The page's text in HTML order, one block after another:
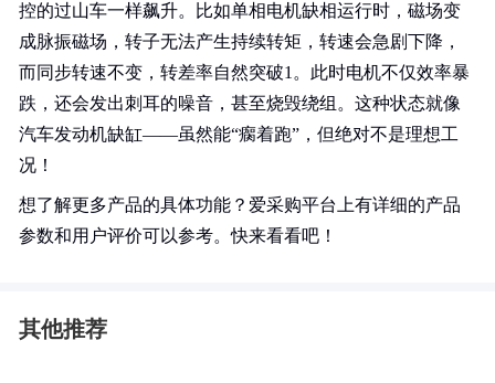
控的过山车一样飙升。比如单相电机缺相运行时，磁场变
成脉振磁场，转子无法产生持续转矩，转速会急剧下降，
而同步转速不变，转差率自然突破1。此时电机不仅效率暴
跌，还会发出刺耳的噪音，甚至烧毁绕组。这种状态就像
汽车发动机缺缸——虽然能“瘸着跑”，但绝对不是理想工
况！
想了解更多产品的具体功能？爱采购平台上有详细的产品
参数和用户评价可以参考。快来看看吧！
其他推荐